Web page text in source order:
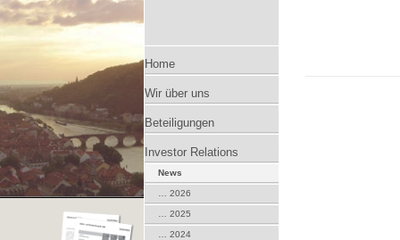
Zum
Inhalt
springen
Home
Wir über uns
Beteiligungen
Investor Relations
News
… 2026
… 2025
… 2024